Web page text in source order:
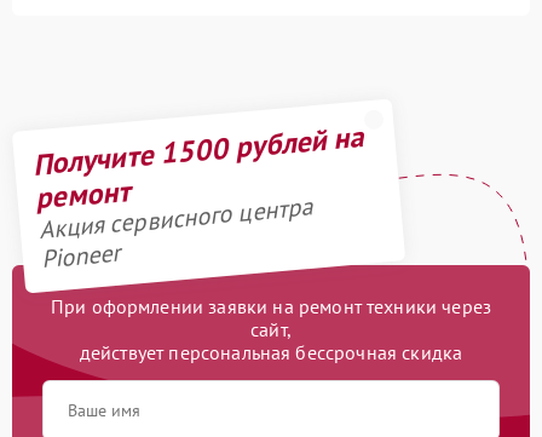
Получите 1500 рублей на
ремонт
Акция сервисного центра
Pioneer
При оформлении заявки на ремонт техники через
сайт,
действует персональная бессрочная скидка